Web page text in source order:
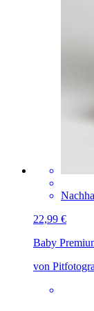
22,99 €
Baby
von